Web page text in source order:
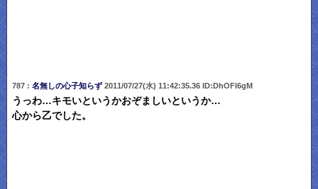
787 : 名無しの心子知らず2011/07/27(水) 11:42:35.36 ID:DhOFl6gM
うっわ…キモいというかおぞましいというか…
心から乙でした。